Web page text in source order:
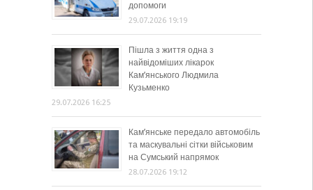
допомоги
29.07.2026 19:19
Пішла з життя одна з
найвідоміших лікарок
Кам’янського Людмила
Кузьменко
29.07.2026 16:25
Кам’янське передало автомобіль
та маскувальні сітки військовим
на Сумський напрямок
28.07.2026 19:12